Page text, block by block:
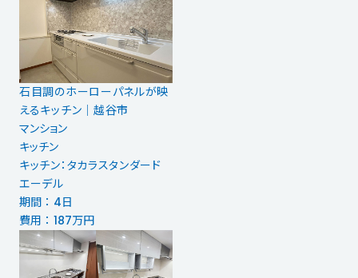
石目調のホーローパネルが映
えるキッチン｜越谷市
マンション
キッチン
キッチン：タカラスタンダード
エーデル
期間 ： 4日
費用 ： 187万円